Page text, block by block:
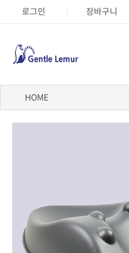
로그인 장바구니
HOME